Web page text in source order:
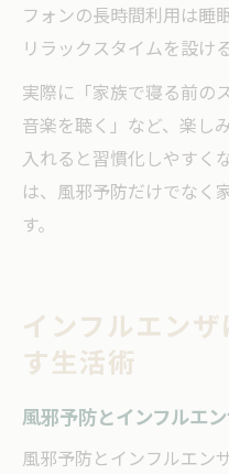
フォンの長時間利用は睡
リラックスタイムを設け
実際に「家族で寝る前の
音楽を聴く」など、楽し
入れると習慣化しやすく
は、風邪予防だけでなく
す。
インフルエン
す生活術
風邪予防とインフルエ
風邪予防とインフルエン